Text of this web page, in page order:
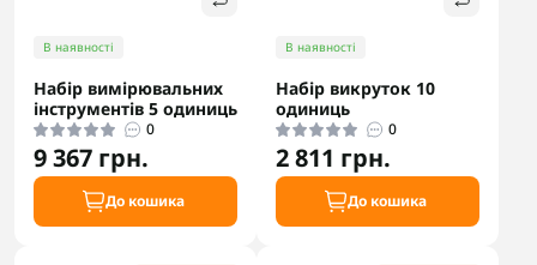
В наявності
Набір вимірювальних
інструментів 5 одиниць
0
9 367 грн.
До кошика
В наявності
Набір викруток 10
одиниць
0
2 811 грн.
До кошика